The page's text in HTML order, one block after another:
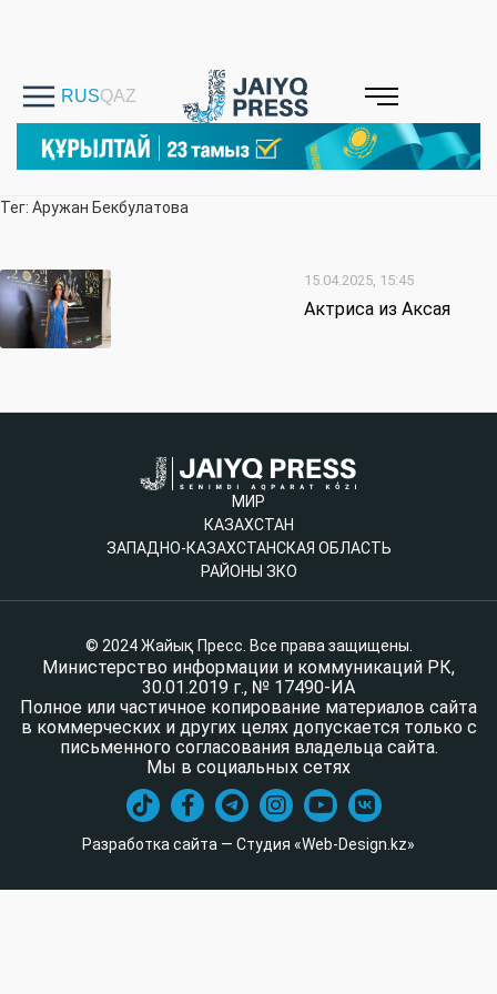
Тег: Аружан Бекбулатова
15.04.2025, 15:45
Актриса из Аксая
МИР
КАЗАХСТАН
ЗАПАДНО-КАЗАХСТАНСКАЯ ОБЛАСТЬ
РАЙОНЫ ЗКО
© 2024 Жайық Пресс. Все права защищены.
Министерство информации и коммуникаций РК,
30.01.2019 г., № 17490-ИА
Полное или частичное копирование материалов сайта
в коммерческих и других целях допускается только с
письменного согласования владельца сайта.
Мы в социальных сетях
Разработка сайта — Студия «Web-Design.kz»